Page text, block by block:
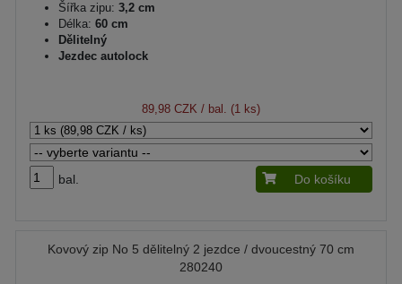
Šířka zipu: 3,2 cm
Délka: 60 cm
Dělitelný
Jezdec autolock
89,98 CZK / bal. (1 ks)
bal. Do košíku
Kovový zip No 5 dělitelný 2 jezdce / dvoucestný 70 cm
280240